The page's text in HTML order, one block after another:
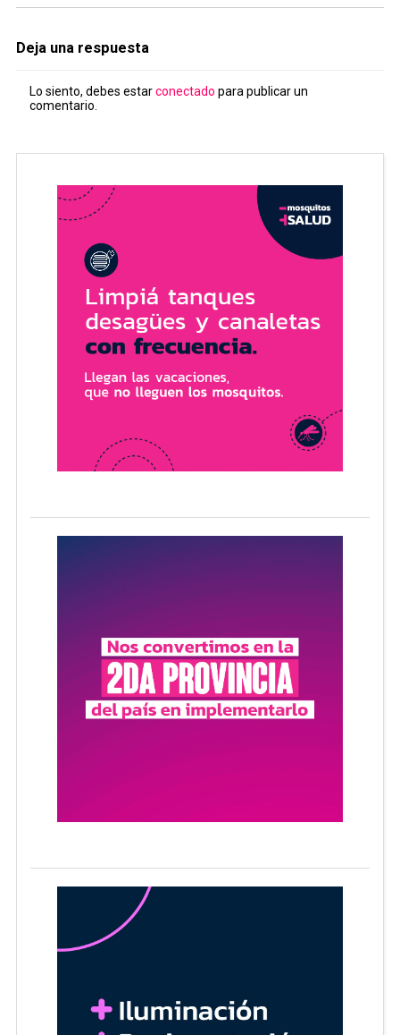
Deja una respuesta
Lo siento, debes estarconectado para publicar un
comentario.